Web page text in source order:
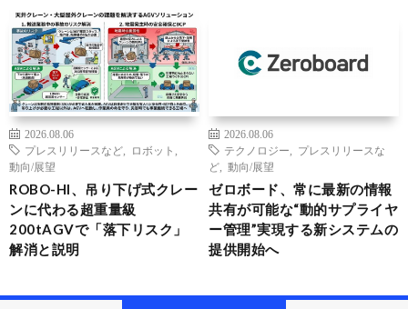
2026.08.06
プレスリリースなど
ロボット
動向/展望
ROBO-HI、吊り下げ式クレー
ンに代わる超重量級
200tAGVで「落下リスク」
解消と説明
2026.08.06
テクノロジー
プレスリリースな
ど
動向/展望
ゼロボード、常に最新の情報
共有が可能な“動的サプライヤ
ー管理”実現する新システムの
提供開始へ